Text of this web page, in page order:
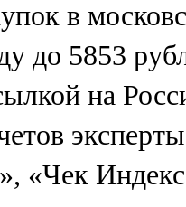
в
до 5853
на
«Чек